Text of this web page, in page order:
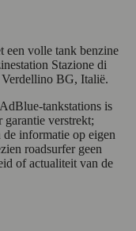
een volle tank benzine
Stazione di
Verdellino BG, Italië.
tankstations is
verstrekt;
informatie op eigen
roadsurfer geen
of actualiteit van de